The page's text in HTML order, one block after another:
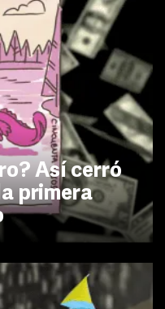
Así cerró
primera